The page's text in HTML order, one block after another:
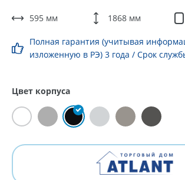
595 мм 1868 мм
Полная гарантия (учитывая
изложенную в РЭ) 3 года / Срок
Цвет корпуса